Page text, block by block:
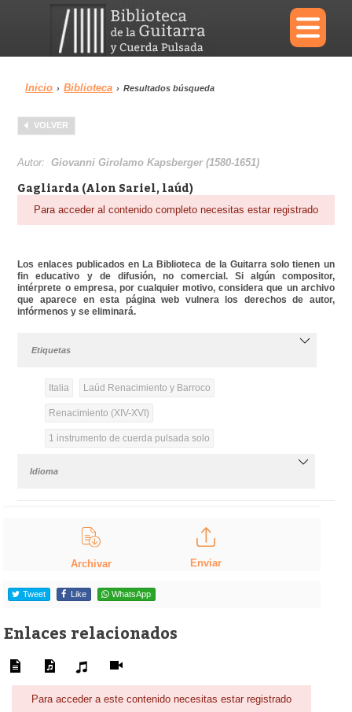
×
Menu
Biblioteca Diccionario
Inicio › Biblioteca › Resultados búsqueda
VOLVER
Autor:Giovanni Girolamo Kapsberger (1580-1651)
Gagliarda (Alon Sariel, laúd)
Para acceder al contenido completo necesitas estar registrado
Los enlaces publicados en La Biblioteca de la Guitarra solo tienen un
fin educativo y de difusión, no comercial. Si algún compositor,
intérprete o empresa, por cualquier motivo, considera que un archivo
que aparece en esta página web vulnera los derechos de autor,
infórmenos y se eliminará.
Etiquetas
Italia Laúd Renacimiento y Barroco
Renacimiento (XIV-XVI)
1 instrumento de cuerda pulsada solo
Idioma
Archivar Enviar
Tweet Like WhatsApp
Enlaces relacionados
Para acceder a este contenido necesitas estar registrado